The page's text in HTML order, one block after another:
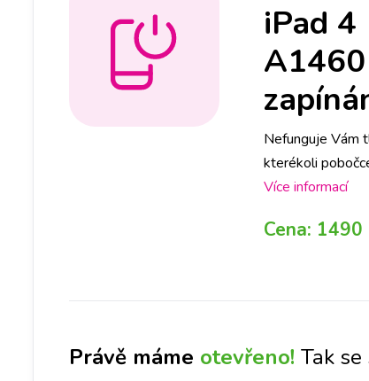
iPad
A1460
Nefunguje Vám
kterékoli
na vybrané
Více informací
Cena: 1490
Právě máme otevřeno! Tak